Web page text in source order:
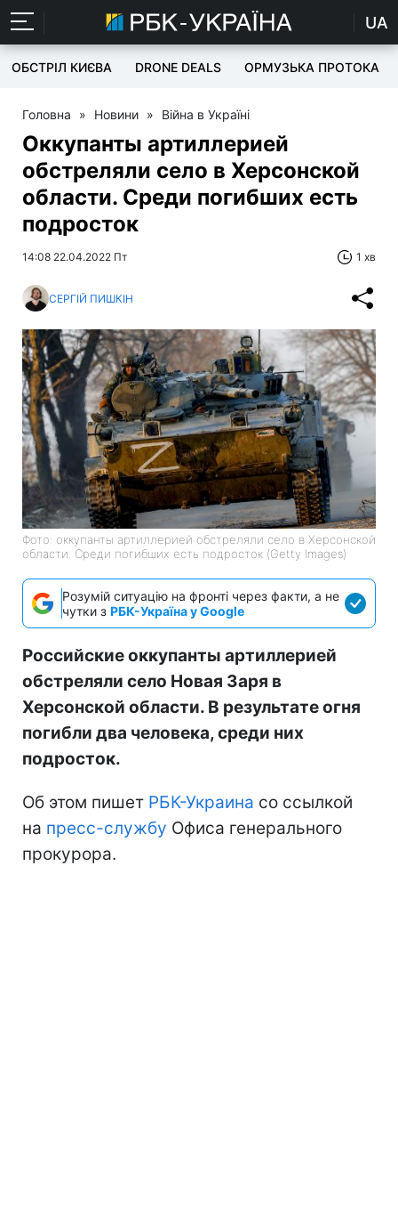
UA
ОБСТРІЛ КИЄВА DRONE DEALS ОРМУЗЬКА ПРОТОКА
Головна » Новини » Війна в Україні
Оккупанты артиллерией
обстреляли село в Херсонской
области. Среди погибших есть
подросток
14:08 22.04.2022 Пт 1 хв
СЕРГІЙ ПИШКІН
Фото: оккупанты артиллерией обстреляли село в Херсонской
области. Среди погибших есть подросток (Getty Images)
Розумій ситуацію на фронті через факти, а не
чутки з РБК-Україна у Google
Российские оккупанты артиллерией
обстреляли село Новая Заря в
Херсонской области. В результате огня
погибли два человека, среди них
подросток.
Об этом пишет РБК-Украина со ссылкой
на пресс-службу Офиса генерального
прокурора.